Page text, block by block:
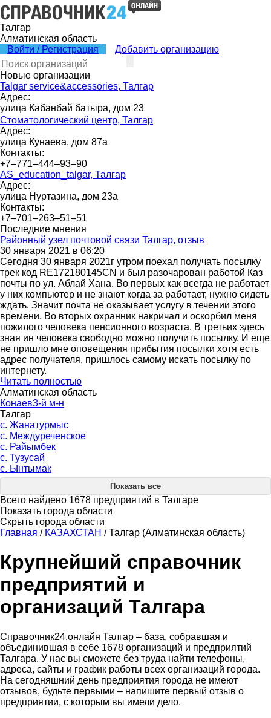
Талгар
Алматинская область
Войти / Регистрация
Добавить организацию
Новые организации
Talgar service&accessories, Талгар
Адрес:
улица Кабанбай батыра, дом 23
Стоматологический центр, Талгар
Адрес:
улица Кунаева, дом 87а
Контакты:
+7‒771‒444‒93‒90
AS_education_talgar, Талгар
Адрес:
улица Нуртазина, дом 23а
Контакты:
+7‒701‒263‒51‒51
Последние мнения
Районный узел почтовой связи Талгар, отзыв
30 января 2021 в 06:20
Сегодня 30 января 2021г утром поехал получать посылку
трек код RE172180145CN и был разочарован работой Каз
почты по ул. Аблай Хана. Во первых как всегда не работает
у них компьютер и не знают когда за работает, нужно сидеть
ждать. Значит почта не оказывает услугу в течении этого
времени. Во вторых охранник накричал и оскорбил меня
пожилого человека пенсионного возраста. В третьих здесь
зная ин человека свободно можно получить посылку. И еще
не пришло мне оповещения прибытия посылки хотя есть
адрес получателя, пришлось самому искать посылку по
интернету.
Читать полностью
Алматинская область
Конаев3-й м-н
Талгар
с. Жанатурмыс
с. Междуреченское
с. Райымбек
с. Тузусай
с. Ынтымак
Показать все
Всего найдено 1678 предприятий в Талгаре
Показать города области
Скрыть города области
Главная / КАЗАХСТАН / Талгар (Алматинская область)
Крупнейший справочник
предприятий и
организаций Талгара
Справочник24.онлайн Талгар – база, собравшая и
объединившая в себе 1678 организаций и предприятий
Талгара. У нас вы сможете без труда найти телефоны,
адреса, сайты и график работы всех организаций города.
На сегодняшний день предприятия города не имеют
отзывов, будьте первыми – напишите первый отзыв о
предприятии, с которым вы имели дело.